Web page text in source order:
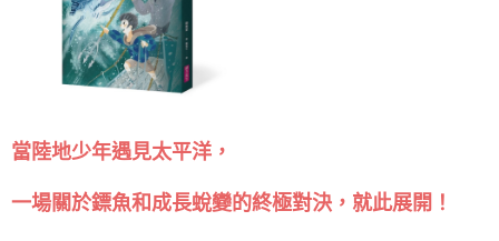
當陸地少年遇見太平洋，
一場關於鏢魚和成長蛻變的終極對決，就此展開！